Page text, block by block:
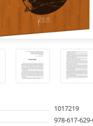
1017219
978-617-